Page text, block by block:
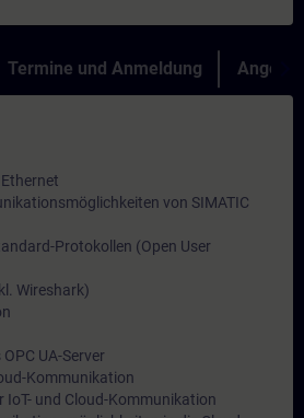
Termine und Anmeldung Angebot
von SIMATIC
Protokollen (Open User
Wireshark)
UA-Server
Kommunikation
IoT- und Cloud-Kommunikation